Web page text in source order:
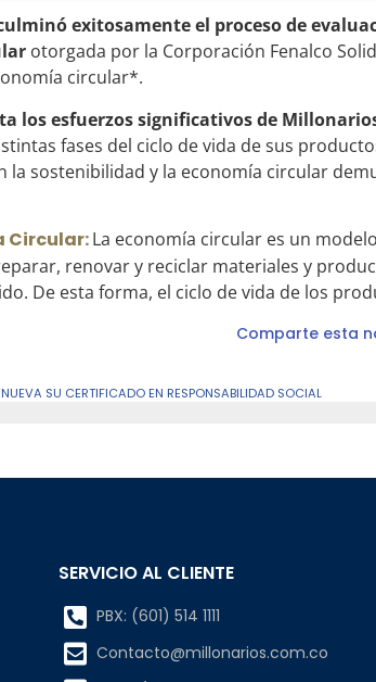
exitosamenteel proceso de
otorgada por la Corporación Fenalco
circular*.
los esfuerzos significativos de
fases del ciclo de vida de sus
la sostenibilidad y la economía circular
Circular:La economía circular es un
renovar y reciclar materiales y
De esta forma, el ciclo de vida de los
Comparte esta
SU CERTIFICADO EN RESPONSABILIDAD SOCIAL
SERVICIO AL CLIENTE
PBX: (601) 514 1111
Contacto@millonarios.com.co